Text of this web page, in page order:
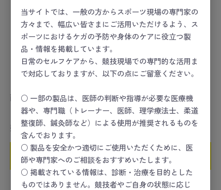
当サイトでは、一般の方からスポーツ現場の専門家の
方々まで、幅広い皆さまにご活用いただけるよう、ス
ポーツにおけるケガの予防や身体のケアに役立つ製
品・情報を掲載しています。
日常のセルフケアから、競技現場での専門的な活用ま
で対応しておりますが、以下の点にご留意ください。
○ 一部の製品は、医師の判断や指導が必要な医療機
器や、専門職（トレーナー、医師、理学療法士、柔道
整復師、鍼灸師など）による使用が推奨されるものを
含んでおります。
○ 製品を安全かつ適切にご使用いただくために、医
師や専門家へのご相談をおすすめいたします。
○ 掲載されている情報は、診断・治療を目的とした
ものではありません。競技者やご自身の状態に応じ
両開き書庫用下置ベース
（D450用）
数量
カートに入れる
両開き書庫用下置ベース
（D500用）
数量
カートに入れる